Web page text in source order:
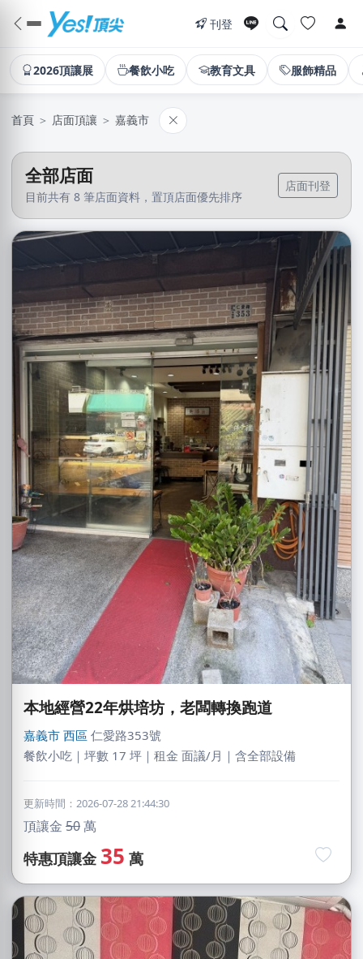
刊登
2026頂讓展 餐飲小吃 教育文具 服飾精品
首頁 ＞ 店面頂讓 ＞ 嘉義市
全部店面
目前共有 8 筆店面資料，置頂店面優先排序
店面刊登
本地經營22年烘培坊，老闆轉換跑道
嘉義市 西區 仁愛路353號
餐飲小吃｜坪數 17 坪｜租金 面議/月｜含全部設備
更新時間：2026-07-28 21:44:30
頂讓金 50萬
特惠頂讓金 35 萬